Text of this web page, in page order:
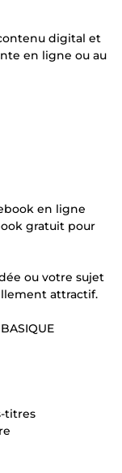
digital et
en ligne ou au
en ligne
gratuit pour
ou votre sujet
attractif.
titres